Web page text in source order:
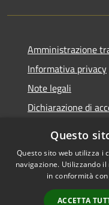
Amministrazione
Informativa privacy
Note legali
Dichiarazione di
RSS
Accessibilità
Questo
Questo sito web utilizza i
navigazione. Utilizzando
in conformità
ACCETTA